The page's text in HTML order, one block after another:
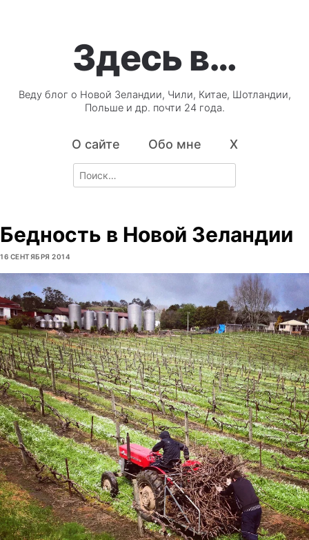
Здесь в…
Веду блог о Новой Зеландии, Чили, Китае, Шотландии,
Польше и др. почти 24 года.
О сайте Обо мне X
Search
for:
Бедность в Новой Зеландии
16 СЕНТЯБРЯ 2014